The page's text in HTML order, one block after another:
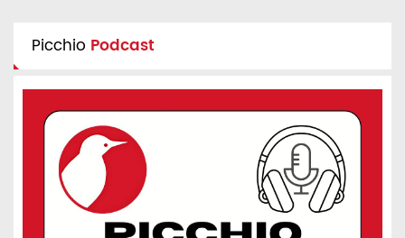
Picchio Podcast